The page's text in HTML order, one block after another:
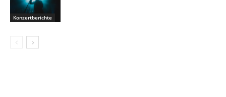
Konzertberichte